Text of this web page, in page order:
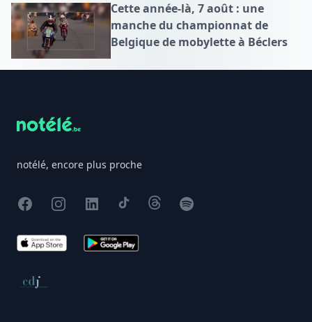
Cette année-là, 7 août : une
manche du championnat de
Belgique de mobylette à Béclers
notélé, encore plus proche
FacebookInstagram
X TikTokThreadsSpotify
App Store Google Play
Conseil de déontologie journalistique